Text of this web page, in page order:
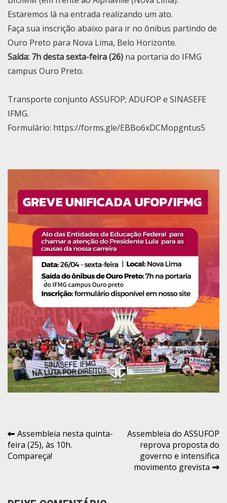
Estaremos lá na entrada realizando um ato.
Faça sua inscrição abaixo para ir no ônibus partindo de
Ouro Preto para Nova Lima, Belo Horizonte.
Saída: 7h desta sexta-feira (26) na portaria do IFMG
campus Ouro Preto.
Transporte conjunto ASSUFOP; ADUFOP e SINASEFE
IFMG.
Formulário: https://forms.gle/EBBo6xDCMopgntus5
Navegação
de
Assembleia nesta quinta-
feira (25), às 10h.
Compareça!
Assembleia do ASSUFOP
reprova proposta do
governo e intensifica
movimento grevista